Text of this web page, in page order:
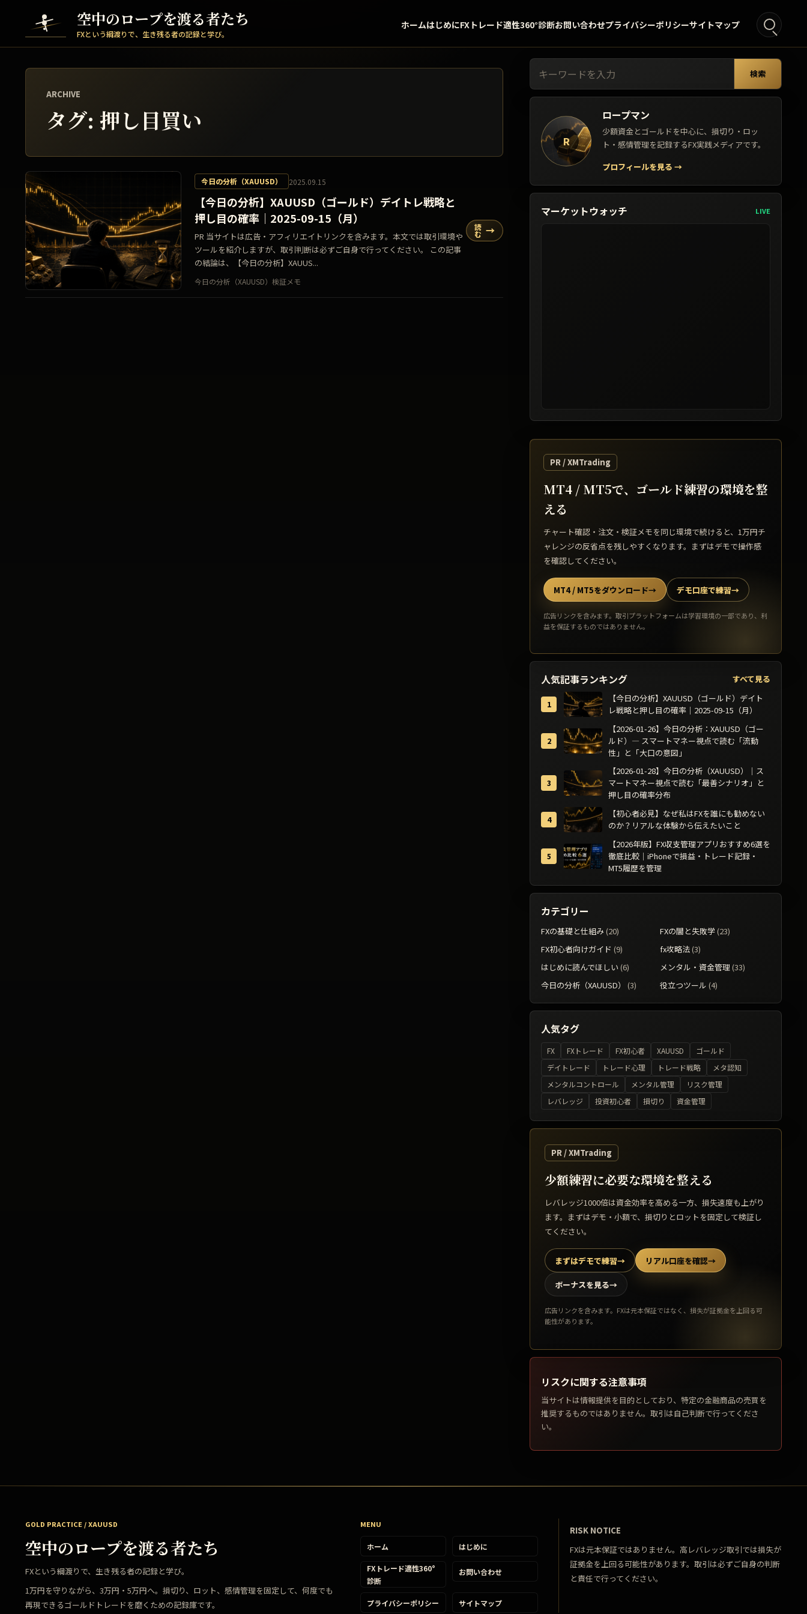
空中のロープを渡る者たち
FXという綱渡りで、生き残る者の記録と学び。
ホームはじめにFXトレード適性360°診断お問い合わせプライバシーポリシーサイトマップ
ARCHIVE
タグ: 押し目買い
今日の分析（XAUUSD） 2025.09.15
【今日の分析】XAUUSD（ゴールド）デイトレ戦略と
押し目の確率｜2025-09-15（月）
PR 当サイトは広告・アフィリエイトリンクを含みます。本文では取引環境や
ツールを紹介しますが、取引判断は必ずご自身で行ってください。 この記事
の結論は、【今日の分析】XAUUS...
今日の分析（XAUUSD） 検証メモ
読
む →
検索: 検索
R
ロープマン
少額資金とゴールドを中心に、損切り・ロッ
ト・感情管理を記録するFX実践メディアです。
プロフィールを見る →
マーケットウォッチ LIVE
レート提供: TradingView / 表示は遅延する場合があります
PR / XMTrading
MT4 / MT5で、ゴールド練習の環境を整
える
チャート確認・注文・検証メモを同じ環境で続けると、1万円チ
ャレンジの反省点を残しやすくなります。まずはデモで操作感
を確認してください。
MT4 / MT5をダウンロード→ デモ口座で練習→
広告リンクを含みます。取引プラットフォームは学習環境の一部であり、利
益を保証するものではありません。
人気記事ランキング
すべて見る
【今日の分析】XAUUSD（ゴールド）デイト
レ戦略と押し目の確率｜2025-09-15（月）
【2026-01-26】今日の分析：XAUUSD（ゴー
ルド）— スマートマネー視点で読む「流動
性」と「大口の意図」
【2026-01-28】今日の分析（XAUUSD）｜ス
マートマネー視点で読む「最善シナリオ」と
押し目の確率分布
【初心者必見】なぜ私はFXを誰にも勧めない
のか？リアルな体験から伝えたいこと
【2026年版】FX収支管理アプリおすすめ6選を
徹底比較｜iPhoneで損益・トレード記録・
MT5履歴を管理
カテゴリー
FXの基礎と仕組み(20) FXの闇と失敗学(23)
FX初心者向けガイド (9) fx攻略法(3)
はじめに読んでほしい (6) メンタル・資金管理(33)
今日の分析（XAUUSD）
(3) 役立つツール (4)
人気タグ
FX FXトレード FX初心者 XAUUSD
ゴールド
デイトレード
トレード心理 トレード戦略
メタ認知
メンタルコントロール
メンタル管理
リスク管理
レバレッジ
投資初心者 損切り 資金管理
PR / XMTrading
少額練習に必要な環境を整える
レバレッジ1000倍は資金効率を高める一方、損失速度も上がり
ます。まずはデモ・小額で、損切りとロットを固定して検証し
てください。
まずはデモで練習→ リアル口座を確認→
ボーナスを見る→
広告リンクを含みます。FXは元本保証ではなく、損失が証拠金を上回る可
能性があります。
リスクに関する注意事項
当サイトは情報提供を目的としており、特定の金融商品の売買を
推奨するものではありません。取引は自己判断で行ってくださ
い。
GOLD PRACTICE / XAUUSD
空中のロープを渡る者たち
FXという綱渡りで、生き残る者の記録と学び。
1万円を守りながら、3万円・5万円へ。損切り、ロット、感情管理を固定して、何度でも
再現できるゴールドトレードを磨くための記録庫です。
MENU
ホーム はじめに
FXトレード適性360°
診断
お問い合わせ
プライバシーポリシー サイトマップ
RISK NOTICE
FXは元本保証ではありません。高レバレッジ取引では損失が
証拠金を上回る可能性があります。取引は必ずご自身の判断
と責任で行ってください。